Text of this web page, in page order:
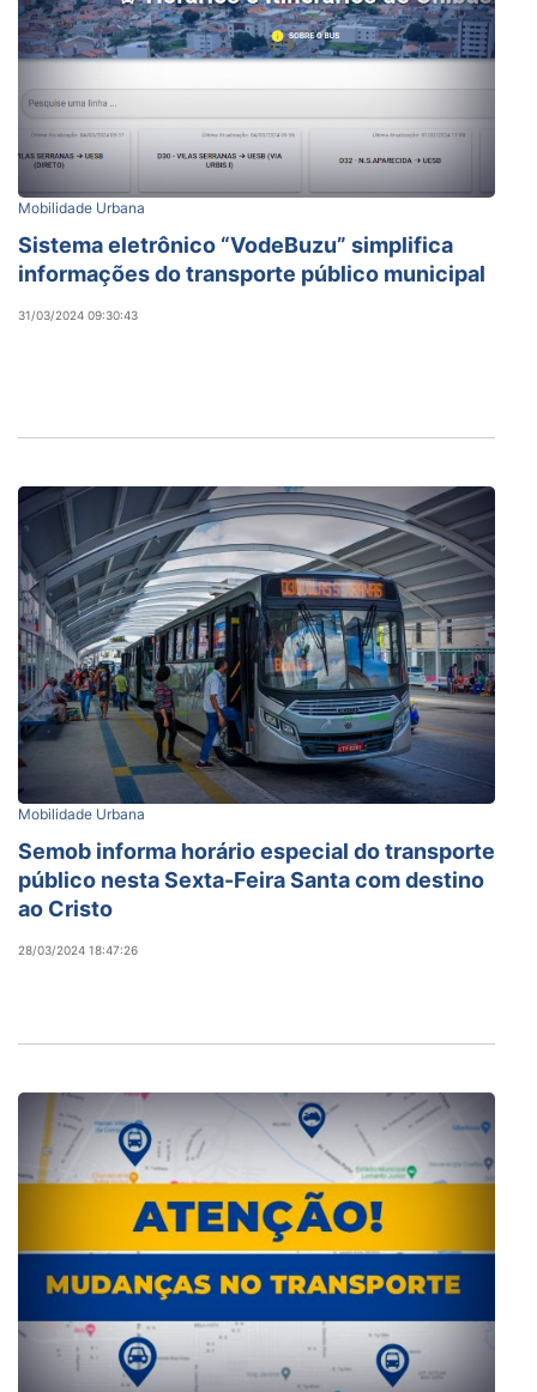
Mobilidade Urbana
Sistema eletrônico “VodeBuzu” simplifica
informações do transporte público municipal
31/03/2024 09:30:43
Mobilidade Urbana
Semob informa horário especial do transporte
público nesta Sexta-Feira Santa com destino
ao Cristo
28/03/2024 18:47:26